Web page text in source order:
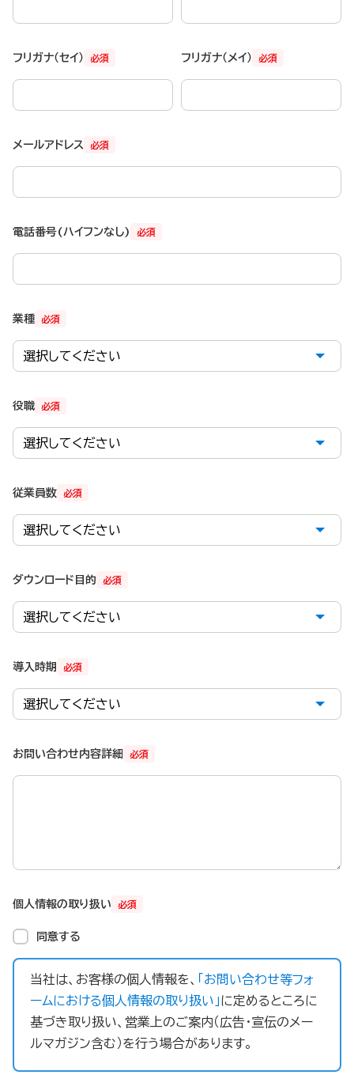
必須
フリガナ（セイ） 必須
フリガナ（メイ）
必須
メールアドレス
必須
電話番号(ハイフンなし)
必須
業種
必須
役職
必須
従業員数
必須
ダウンロード目的
必須
導入時期
必須
お問い合わせ内容詳細
必須
個人情報の取り扱い
同意する
当社は、お客様の個人情報を、
「お問い合わせ等フォ
ームにおける個人情報の取り扱い」に定めるところに
基づき取り扱い、営業上のご案内（広告・宣伝のメー
ルマガジン含む）を行う場合があります。